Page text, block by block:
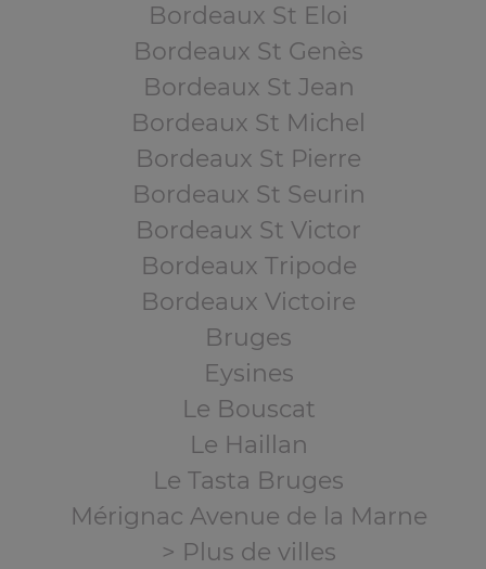
Bordeaux St Eloi
Bordeaux St Genès
Bordeaux St Jean
Bordeaux St Michel
Bordeaux St Pierre
Bordeaux St Seurin
Bordeaux St Victor
Bordeaux Tripode
Bordeaux Victoire
Bruges
Eysines
Le Bouscat
Le Haillan
Le Tasta Bruges
Mérignac Avenue de la Marne
> Plus de villes